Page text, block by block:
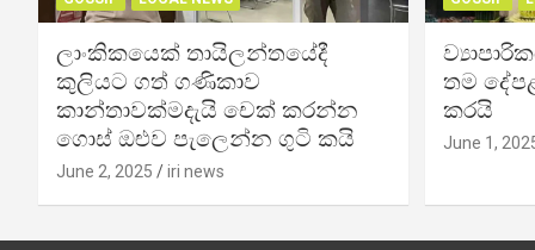
ලාංකිකයෙක් තායිලන්තයේදී
කුලියට ගත් ගණිකාව
කාන්තාවක්මදැයි චෙක් කරන්න
ගොස් ඔළුව පැලෙන්න ගුටි කයි
June 2, 2025 iri news
තම
කරයි
June 1,